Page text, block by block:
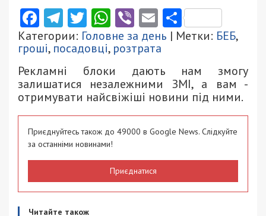
Facebook
Telegram
Twitter
WhatsApp
ViberEmail
Категории: Головне за день | Метки: БЕБ,
гроші, посадовці, розтрата
Рекламні блоки дають нам змогу
залишатися незалежними ЗМІ, а вам -
отримувати найсвіжіші новини під ними.
Приєднуйтесь також до 49000 в Google News. Слідкуйте
за останніми новинами!
Приєднатися
Читайте також